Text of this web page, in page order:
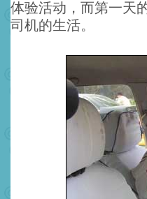
体验活动，而第一天
司机的生活。